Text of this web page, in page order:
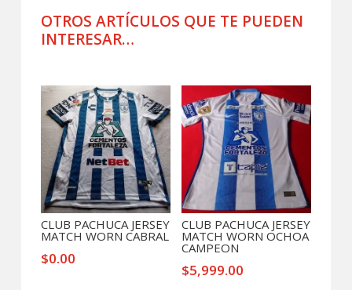
cantidad
OTROS ARTÍCULOS QUE TE PUEDEN
INTERESAR…
CLUB PACHUCA JERSEY
MATCH WORN CABRAL
$0.00
CLUB PACHUCA JERSEY
MATCH WORN OCHOA
CAMPEON
$5,999.00